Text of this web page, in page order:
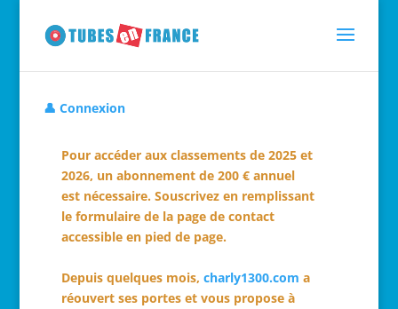
👤 Connexion
Pour accéder aux classements de 2025 et
2026, un abonnement de 200 € annuel
est nécessaire. Souscrivez en remplissant
le formulaire de la page de contact
accessible en pied de page.
Depuis quelques mois, charly1300.com a
réouvert ses portes et vous propose à